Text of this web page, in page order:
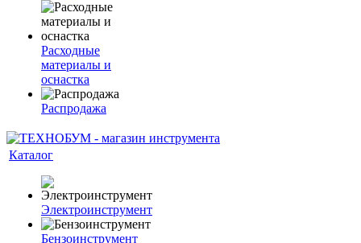
Расходные
материалы и
оснастка
Распродажа
Каталог
Электроинструмент
Бензоинструмент